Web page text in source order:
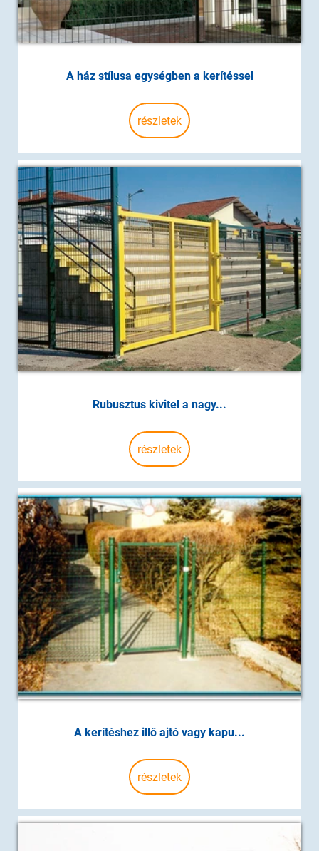
A ház stílusa egységben a kerítéssel
részletek
Rubusztus kivitel a nagy...
részletek
A kerítéshez illő ajtó vagy kapu...
részletek